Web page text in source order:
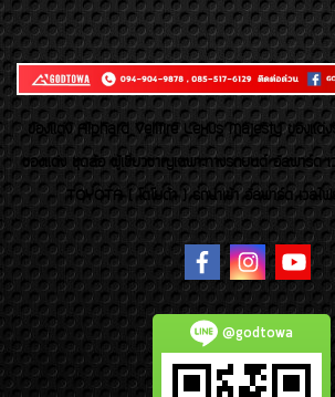
ของเเต่ง Alphard Vellfire Lexus Majesty ของเเต่
ของแต่ง ชุดล้อ ผู้เชี่ยวชาญเฉพาะทางรถยนต์ อัลพาร์ด เ
TOYOTA ( โตโยต้า ) รถนำเข้า อัลพาร์ด เวลไ
@godtowa